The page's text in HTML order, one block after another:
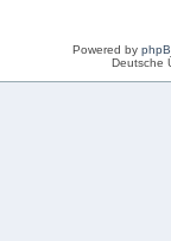
Powered by
Deutsche